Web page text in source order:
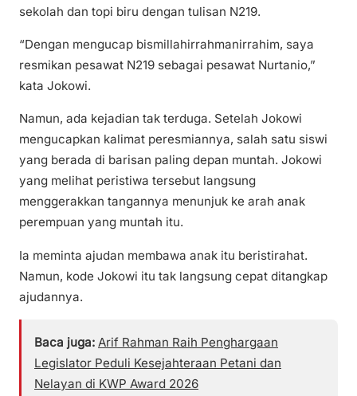
sekolah dan topi biru dengan tulisan N219.
“Dengan mengucap bismillahirrahmanirrahim, saya
resmikan pesawat N219 sebagai pesawat Nurtanio,”
kata Jokowi.
Namun, ada kejadian tak terduga. Setelah Jokowi
mengucapkan kalimat peresmiannya, salah satu siswi
yang berada di barisan paling depan muntah. Jokowi
yang melihat peristiwa tersebut langsung
menggerakkan tangannya menunjuk ke arah anak
perempuan yang muntah itu.
Ia meminta ajudan membawa anak itu beristirahat.
Namun, kode Jokowi itu tak langsung cepat ditangkap
ajudannya.
Baca juga: Arif Rahman Raih Penghargaan
Legislator Peduli Kesejahteraan Petani dan
Nelayan di KWP Award 2026